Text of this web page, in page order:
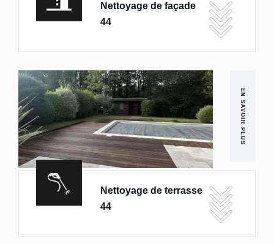
Nettoyage de façade
44
EN SAVOIR PLUS
Nettoyage de terrasse
44